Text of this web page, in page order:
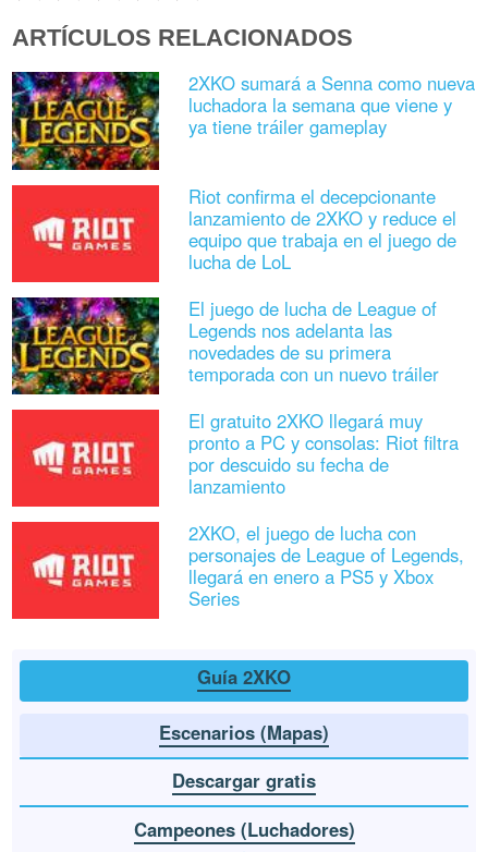
ARTÍCULOS RELACIONADOS
2XKO sumará a Senna como nueva
luchadora la semana que viene y
ya tiene tráiler gameplay
Riot confirma el decepcionante
lanzamiento de 2XKO y reduce el
equipo que trabaja en el juego de
lucha de LoL
El juego de lucha de League of
Legends nos adelanta las
novedades de su primera
temporada con un nuevo tráiler
El gratuito 2XKO llegará muy
pronto a PC y consolas: Riot filtra
por descuido su fecha de
lanzamiento
2XKO, el juego de lucha con
personajes de League of Legends,
llegará en enero a PS5 y Xbox
Series
Guía 2XKO
Escenarios (Mapas)
Descargar gratis
Campeones (Luchadores)